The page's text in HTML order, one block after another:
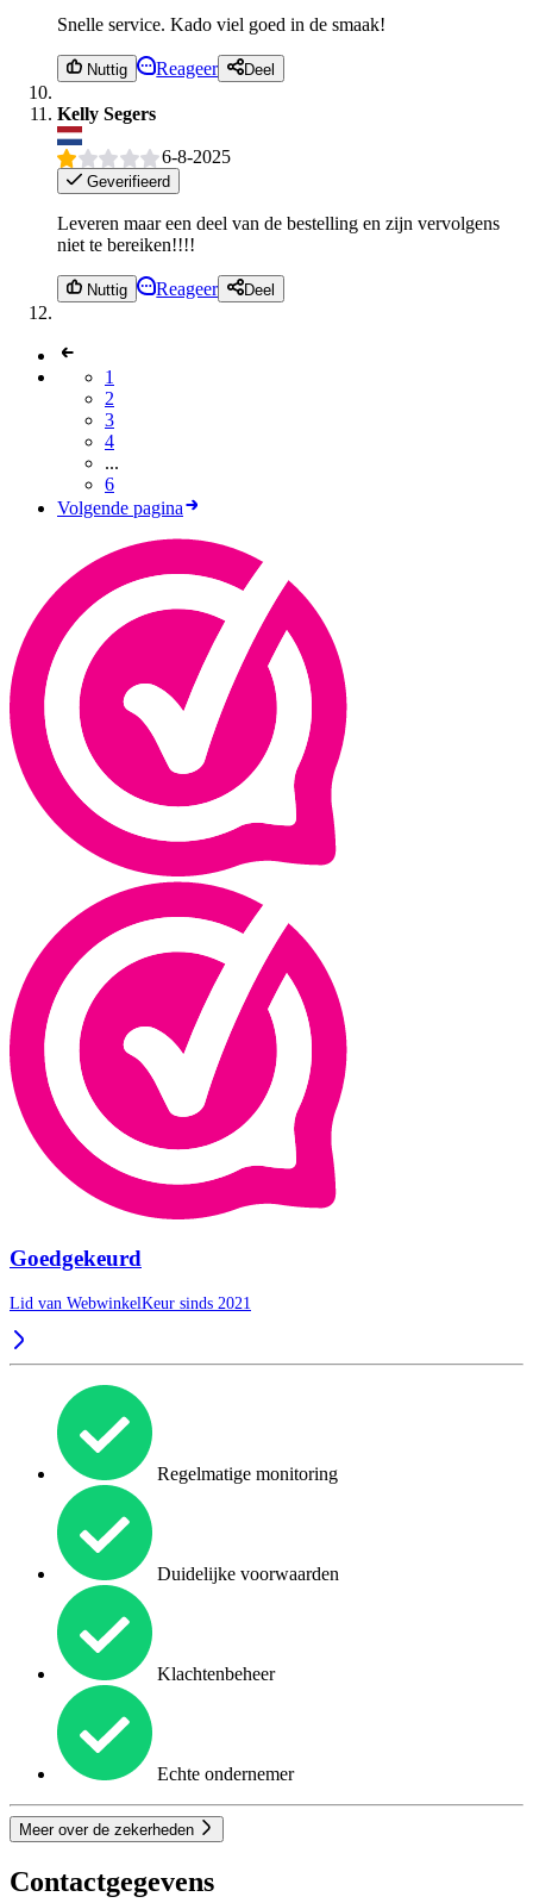
Snelle service. Kado viel goed in de smaak!
Nuttig Reageer Deel
Kelly Segers
6-8-2025
Geverifieerd
Leveren maar een deel van de bestelling en zijn vervolgens
niet te bereiken!!!!
Nuttig Reageer Deel
1
2
3
4
...
6
Volgende pagina
Goedgekeurd
Lid van WebwinkelKeur sinds 2021
Regelmatige monitoring
Duidelijke voorwaarden
Klachtenbeheer
Echte ondernemer
Meer over de zekerheden
Contactgegevens